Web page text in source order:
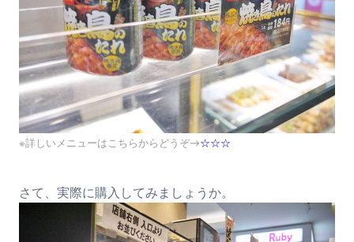
※詳しいメニューはこちらからどうぞ→☆☆☆
さて、実際に購入してみましょうか。